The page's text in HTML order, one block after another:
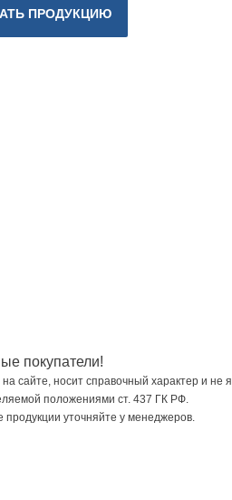
ПРОДУКЦИЮ
покупатели!
сайте, носит справочный характер и не
положениями ст. 437 ГК РФ.
продукции уточняйте у менеджеров.